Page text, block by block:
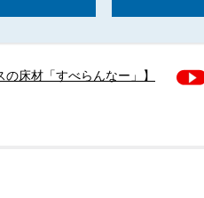
の床材「すべらんなー」】